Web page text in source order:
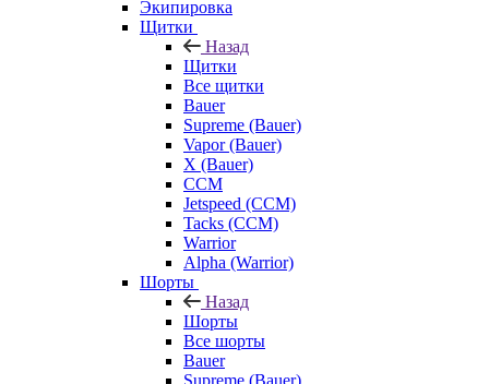
Экипировка
Щитки
Назад
Щитки
Все щитки
Bauer
Supreme (Bauer)
Vapor (Bauer)
X (Bauer)
CCM
Jetspeed (CCM)
Tacks (CCM)
Warrior
Alpha (Warrior)
Шорты
Назад
Шорты
Все шорты
Bauer
Supreme (Bauer)